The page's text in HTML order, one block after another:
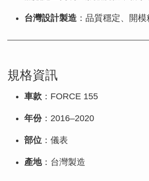
台灣設計製造 ：品質穩定、開
規格資訊
車款 ：FORCE 155
年份：2016–2020
部位 ：儀表
產地：台灣製造